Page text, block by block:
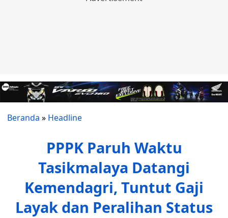
Beranda » Headline
PPPK Paruh Waktu
Tasikmalaya Datangi
Kemendagri, Tuntut Gaji
Layak dan Peralihan Status